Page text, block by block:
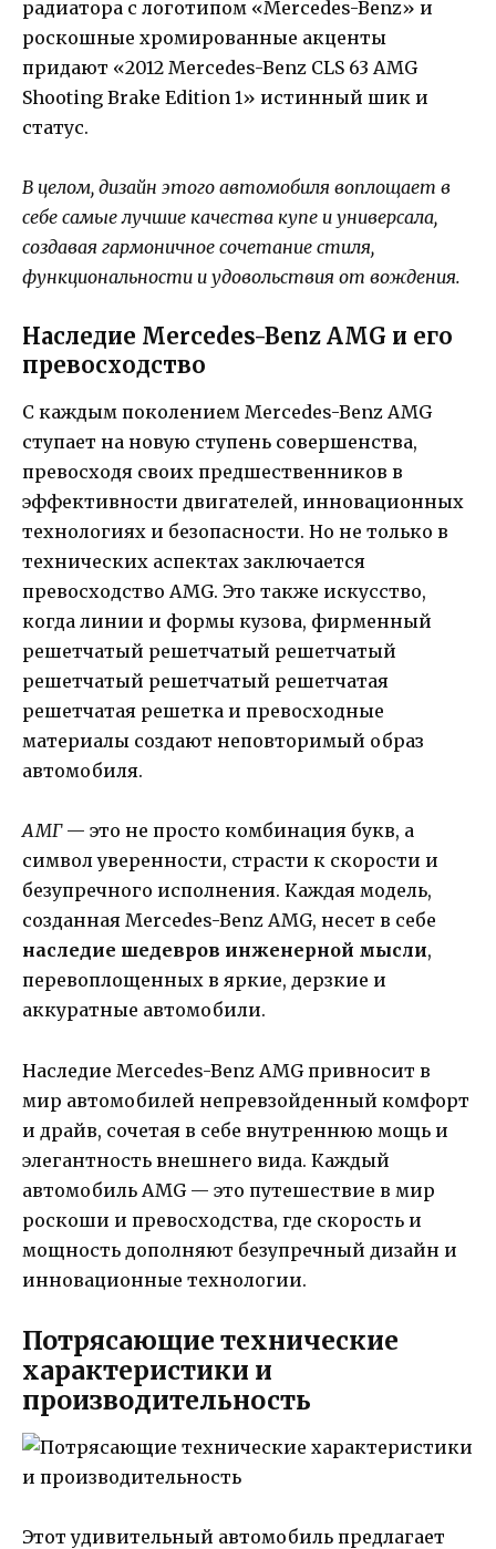
радиатора с логотипом «Mercedes-Benz» и
роскошные хромированные акценты
придают «2012 Mercedes-Benz CLS 63 AMG
Shooting Brake Edition 1» истинный шик и
статус.
В целом, дизайн этого автомобиля воплощает в
себе самые лучшие качества купе и универсала,
создавая гармоничное сочетание стиля,
функциональности и удовольствия от вождения.
Наследие Mercedes-Benz AMG и его
превосходство
С каждым поколением Mercedes-Benz AMG
ступает на новую ступень совершенства,
превосходя своих предшественников в
эффективности двигателей, инновационных
технологиях и безопасности. Но не только в
технических аспектах заключается
превосходство AMG. Это также искусство,
когда линии и формы кузова, фирменный
решетчатый решетчатый решетчатый
решетчатый решетчатый решетчатая
решетчатая решетка и превосходные
материалы создают неповторимый образ
автомобиля.
АМГ— это не просто комбинация букв, а
символ уверенности, страсти к скорости и
безупречного исполнения. Каждая модель,
созданная Mercedes-Benz AMG, несет в себе
наследие шедевров инженерной мысли,
перевоплощенных в яркие, дерзкие и
аккуратные автомобили.
Наследие Mercedes-Benz AMG привносит в
мир автомобилей непревзойденный комфорт
и драйв, сочетая в себе внутреннюю мощь и
элегантность внешнего вида. Каждый
автомобиль AMG — это путешествие в мир
роскоши и превосходства, где скорость и
мощность дополняют безупречный дизайн и
инновационные технологии.
Потрясающие технические
характеристики и
производительность
Этот удивительный автомобиль предлагает